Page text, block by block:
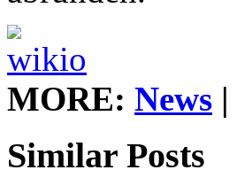
MORE: News |
Similar Posts